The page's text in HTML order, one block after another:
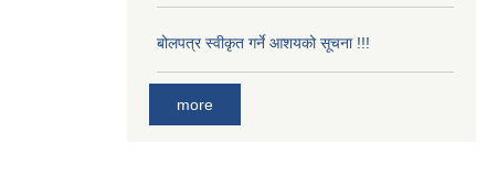
बोलपत्र स्वीकृत गर्ने आशयको सूचना !!!
more